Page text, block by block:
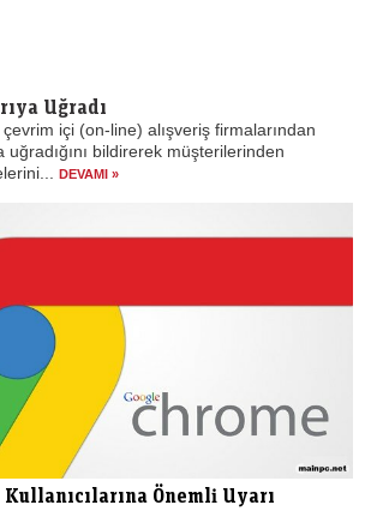
Uğradı
içi (on-line) alışveriş firmalarından
uğradığını bildirerek müşterilerinden
DEVAMI »
Kullanıcılarına Önemli Uyarı